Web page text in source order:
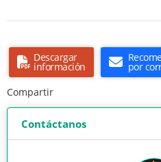
Descargar
información
por
Compartir
Contáctanos